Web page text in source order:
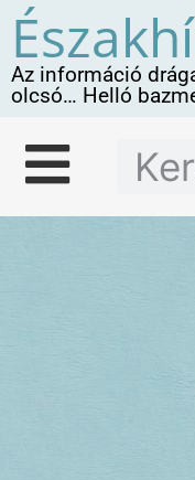
Az információ
olcsó… Helló